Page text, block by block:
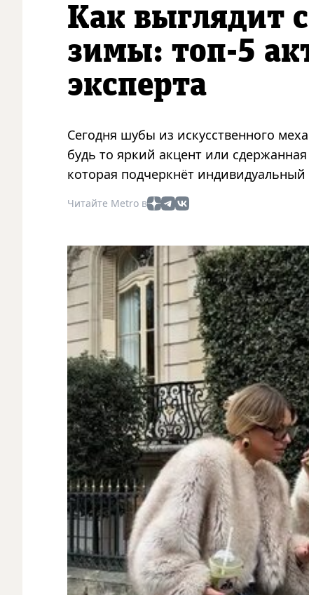
Как выглядит
зимы: топ-5
эксперта
Сегодня шубы из искусственного
будь то яркий акцент или
которая подчеркнёт индивидуальный
Читайте Metro в